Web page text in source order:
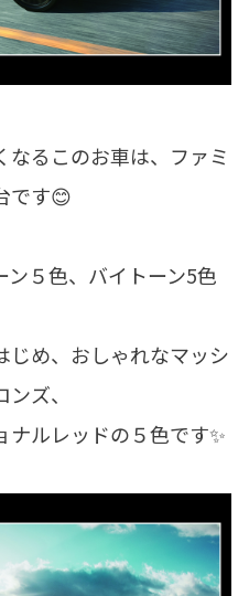
るこのお車は、ファミ
です😊
５色、バイトーン5色
じめ、おしゃれなマッシ
ズ、
ルレッドの５色です✨